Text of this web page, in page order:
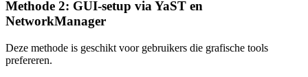
Methode 2: GUI-setup via YaST en
NetworkManager
Deze methode is geschikt voor gebruikers die grafische tools
prefereren.